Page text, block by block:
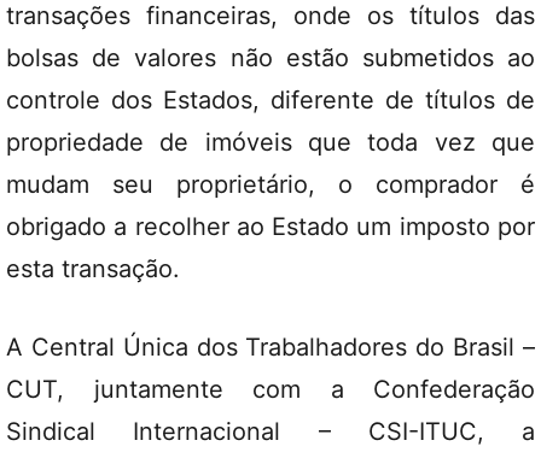
transações financeiras, onde os títulos das
bolsas de valores não estão submetidos ao
controle dos Estados, diferente de títulos de
propriedade de imóveis que toda vez que
mudam seu proprietário, o comprador é
obrigado a recolher ao Estado um imposto por
esta transação.
A Central Única dos Trabalhadores do Brasil –
CUT, juntamente com a Confederação
Sindical Internacional – CSI-ITUC, a